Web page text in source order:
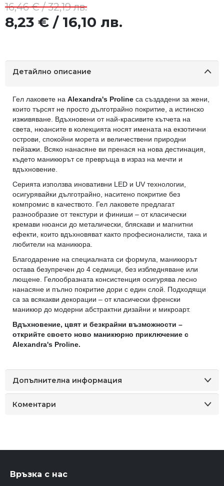
8,23 € / 16,10 лв.
16,46 € / 32,19 лв.
Детайлно описание
Гел лаковете на Alexandra's Proline са създадени за жени,
които търсят не просто дълготрайно покритие, а истинско
изживяване. Вдъхновени от най-красивите кътчета на
света, нюансите в колекцията носят имената на екзотични
острови, спокойни морета и величествени природни
пейзажи. Всяко нанасяне ви пренася на нова дестинация,
където маникюрът се превръща в израз на мечти и
вдъхновение.
Серията използва иновативни LED и UV технологии,
осигурявайки дълготрайно, наситено покритие без
компромис в качеството. Гел лаковете предлагат
разнообразие от текстури и финиши – от класически
кремави нюанси до металически, бляскави и магнитни
ефекти, които вдъхновяват както професионалисти, така и
любители на маникюра.
Благодарение на специалната си формула, маникюрът
остава безупречен до 4 седмици, без избледняване или
лющене. Гелообразната консистенция осигурява лесно
нанасяне и пълно покритие дори с един слой. Подходящи
са за всякакви декорации – от класически френски
маникюр до модерни абстрактни дизайни и микроарт.
Вдъхновение, цвят и безкрайни възможности –
открийте своето ново маникюрно приключение с
Alexandra's Proline.
Допълнителна информация
Коментари
Връзка с нас